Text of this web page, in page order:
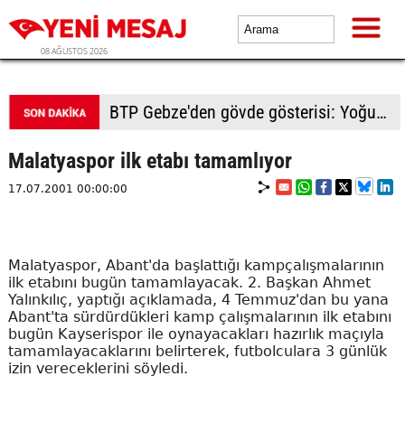
08 AĞUSTOS 2026
BTP Gebze'den gövde gösterisi: Yoğun katılımla yeni üyeler rozetlerini taktı
Malatyaspor ilk etabı tamamlıyor
17.07.2001 00:00:00
Malatyaspor, Abant'da başlattığı kampçalışmalarının
ilk etabını bugün tamamlayacak. 2. Başkan Ahmet
Yalınkılıç, yaptığı açıklamada, 4 Temmuz'dan bu yana
Abant'ta sürdürdükleri kamp çalışmalarının ilk etabını
bugün Kayserispor ile oynayacakları hazırlık maçıyla
tamamlayacaklarını belirterek, futbolculara 3 günlük
izin vereceklerini söyledi.